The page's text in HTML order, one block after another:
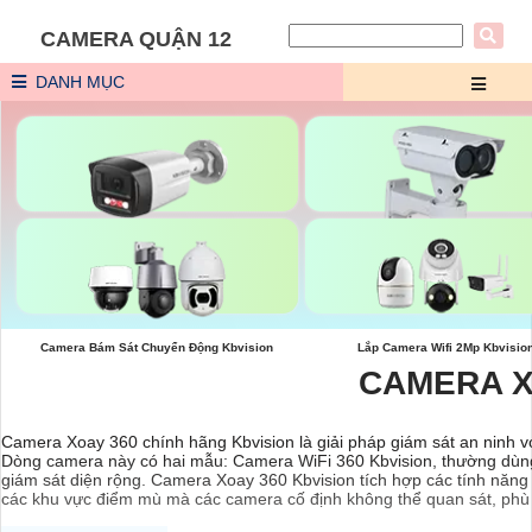
CAMERA QUẬN 12
DANH MỤC
Camera Kbvision Chống Trộm
Camera Bám Sát Chuyển Động Kbvision Lắp Camera Wifi 2Mp
CAMERA
Camera Xoay 360 chính hãng Kbvision là giải pháp giám sát an
Dòng camera này có hai mẫu: Camera WiFi 360 Kbvision, thường
giám sát diện rộng. Camera Xoay 360 Kbvision tích hợp các tính
các khu vực điểm mù mà các camera cố định không thể quan sát,